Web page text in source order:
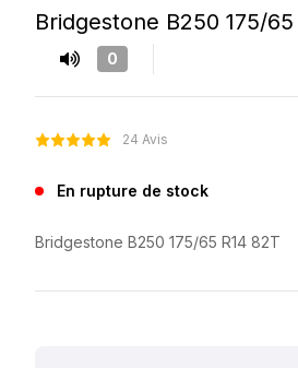
Bridgestone B250 175/65
0
24 Avis
En rupture de stock
Bridgestone B250 175/65 R14 82T